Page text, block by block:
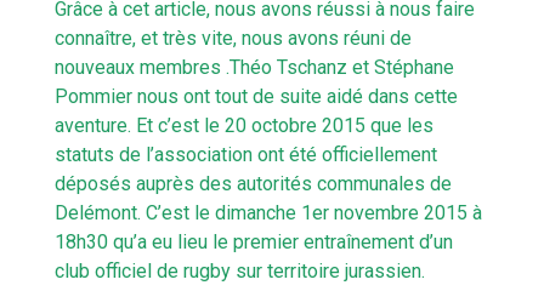
Grâce à cet article, nous avons réussi à nous faire
connaître, et très vite, nous avons réuni de
nouveaux membres .Théo Tschanz et Stéphane
Pommier nous ont tout de suite aidé dans cette
aventure. Et c’est le 20 octobre 2015 que les
statuts de l’association ont été officiellement
déposés auprès des autorités communales de
Delémont. C’est le dimanche 1er novembre 2015 à
18h30 qu’a eu lieu le premier entraînement d’un
club officiel de rugby sur territoire jurassien.